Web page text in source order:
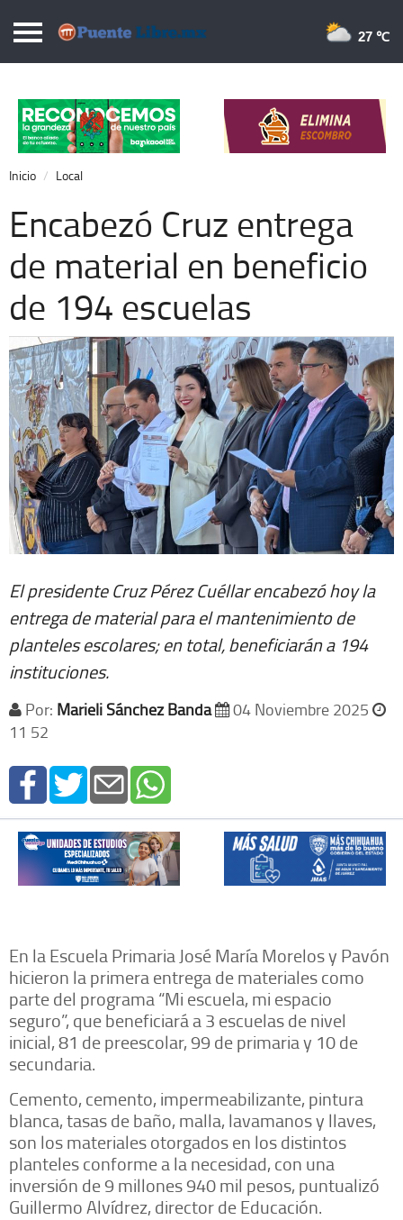
Puentelibre.mx
Local
Nacional
Opinión
Cronos
Economía
Espectáculos
Extra +
27 ℃
Inicio Local
Encabezó Cruz entrega
de material en beneficio
de 194 escuelas
El presidente Cruz Pérez Cuéllar encabezó hoy la
entrega de material para el mantenimiento de
planteles escolares; en total, beneficiarán a 194
instituciones.
Por: Marieli Sánchez Banda
04 Noviembre 2025
11 52
En la Escuela Primaria José María Morelos y Pavón
hicieron la primera entrega de materiales como
parte del programa “Mi escuela, mi espacio
seguro”, que beneficiará a 3 escuelas de nivel
inicial, 81 de preescolar, 99 de primaria y 10 de
secundaria.
Cemento, cemento, impermeabilizante, pintura
blanca, tasas de baño, malla, lavamanos y llaves,
son los materiales otorgados en los distintos
planteles conforme a la necesidad, con una
inversión de 9 millones 940 mil pesos, puntualizó
Guillermo Alvídrez, director de Educación.